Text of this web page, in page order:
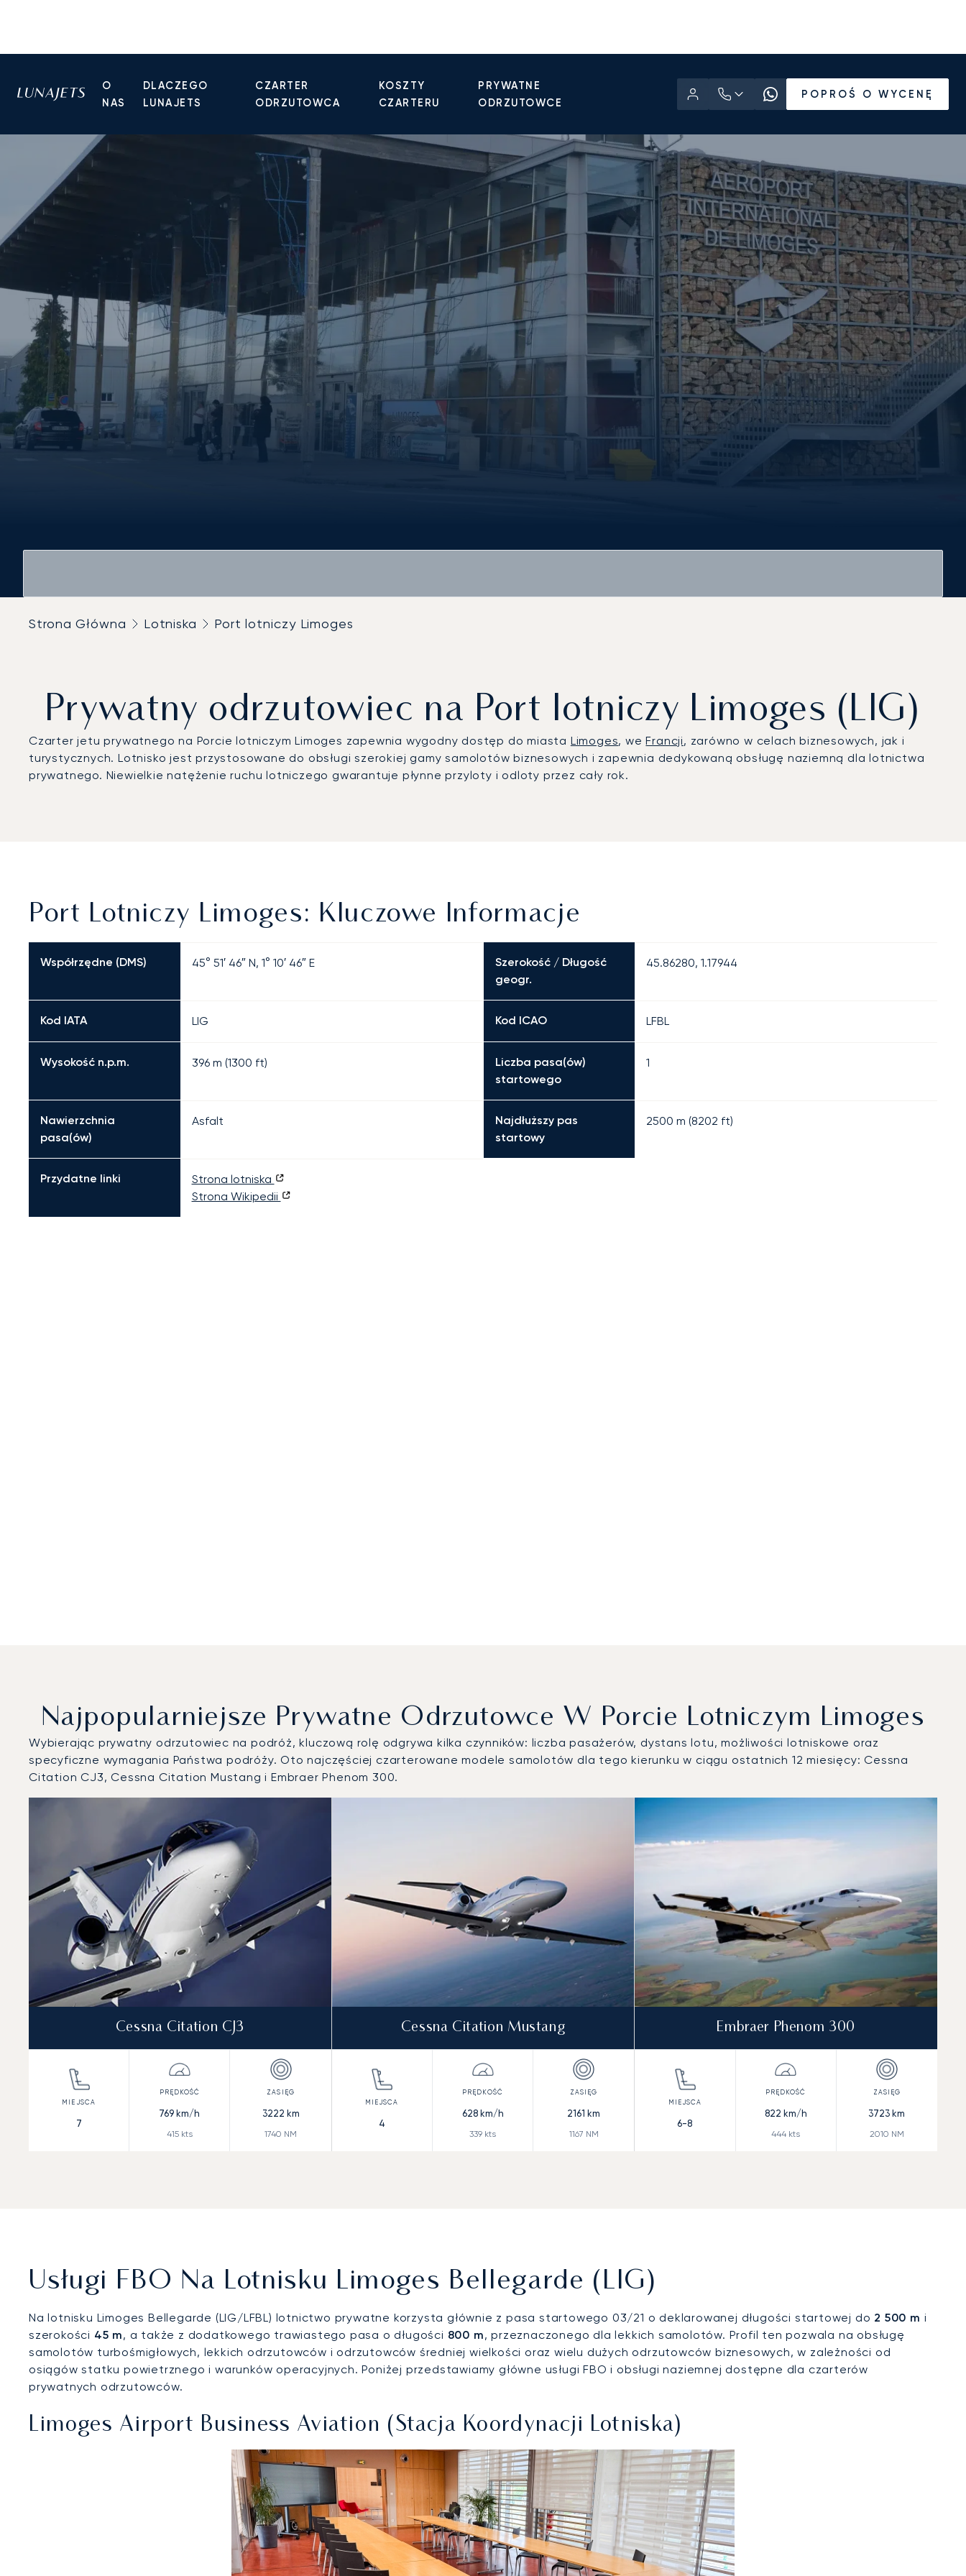
O
NAS
DLACZEGO
LUNAJETS
CZARTER
ODRZUTOWCA
KOSZTY
CZARTERU
PRYWATNE
ODRZUTOWCE
POPROŚ O WYCENĘ
Strona Główna Lotniska Port lotniczy Limoges
Prywatny odrzutowiec na Port lotniczy Limoges (LIG)
Czarter jetu prywatnego na Porcie lotniczym Limoges zapewnia wygodny dostęp do miasta Limoges, weFrancji, zarówno w celach biznesowych, jak i
turystycznych. Lotnisko jest przystosowane do obsługi szerokiej gamy samolotów biznesowych i zapewnia dedykowaną obsługę naziemną dla lotnictwa
prywatnego. Niewielkie natężenie ruchu lotniczego gwarantuje płynne przyloty i odloty przez cały rok.
Port Lotniczy Limoges: Kluczowe Informacje
Współrzędne (DMS) 45° 51′ 46″ N, 1° 10′ 46″ E
Szerokość / Długość
geogr.
45.86280, 1.17944
Kod IATA LIG Kod ICAO LFBL
Wysokość n.p.m. 396 m (1300 ft)
Liczba pasa(ów)
startowego
1
Nawierzchnia
pasa(ów)
Asfalt
Najdłuższy pas
startowy
2500 m (8202 ft)
Przydatne linki
Strona lotniska
Strona Wikipedii
Najpopularniejsze Prywatne Odrzutowce W Porcie Lotniczym Limoges
Wybierając prywatny odrzutowiec na podróż, kluczową rolę odgrywa kilka czynników: liczba pasażerów, dystans lotu, możliwości lotniskowe oraz
specyficzne wymagania Państwa podróży. Oto najczęściej czarterowane modele samolotów dla tego kierunku w ciągu ostatnich 12 miesięcy: Cessna
Citation CJ3, Cessna Citation Mustang i Embraer Phenom 300.
Port lotniczy Limoges : 3 najpopularniejsze modele statków powietrznych według liczby operacji lotniczych w 2025 roku
Model samolotu
Prędkość (węzły)Zasięg (km)
Cessna Citation CJ3
7
769 km/h
415kts
3222 km
1740 NM
Cessna Citation Mustang
4
628km/h
339 kts
2161 km
1167 NM
Embraer Phenom 300
6-8
822 km/h
444 kts
3723 km
2010 NM
Usługi FBO Na Lotnisku Limoges Bellegarde (LIG)
Na lotnisku Limoges Bellegarde (LIG/LFBL) lotnictwo prywatne korzysta głównie z pasa startowego 03/21 o deklarowanej długości startowej do 2 500 m i
szerokości 45 m, a także z dodatkowego trawiastego pasa o długości 800 m, przeznaczonego dla lekkich samolotów. Profil ten pozwala na obsługę
samolotów turbośmigłowych, lekkich odrzutowców i odrzutowców średniej wielkości oraz wielu dużych odrzutowców biznesowych, w zależności od
osiągów statku powietrznego i warunków operacyjnych. Poniżej przedstawiamy główne usługi FBO i obsługi naziemnej dostępne dla czarterów
prywatnych odrzutowców.
Limoges Airport Business Aviation (Stacja Koordynacji Lotniska)